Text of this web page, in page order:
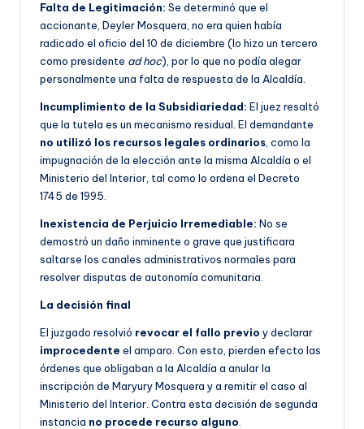
Falta de Legitimación: Se determinó que el
accionante, Deyler Mosquera, no era quien había
radicado el oficio del 10 de diciembre (lo hizo un tercero
como presidente ad hoc), por lo que no podía alegar
personalmente una falta de respuesta de la Alcaldía.
Incumplimiento de la Subsidiariedad: El juez resaltó
que la tutela es un mecanismo residual. El demandante
no utilizó los recursos legales ordinarios , como la
impugnación de la elección ante la misma Alcaldía o el
Ministerio del Interior, tal como lo ordena el Decreto
1745 de 1995.
Inexistencia de Perjuicio Irremediable: No se
demostró un daño inminente o grave que justificara
saltarse los canales administrativos normales para
resolver disputas de autonomía comunitaria.
La decisión final
El juzgado resolvió revocar el fallo previo y declarar
improcedente el amparo. Con esto, pierden efecto las
órdenes que obligaban a la Alcaldía a anular la
inscripción de Maryury Mosquera y a remitir el caso al
Ministerio del Interior. Contra esta decisión de segunda
instancia no procede recurso alguno